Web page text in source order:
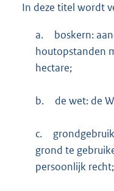
In deze titel wordt
a.
boskern:
houtopstanden
hectare;
b. de wet: de
c.
grond te
persoonlijk recht;